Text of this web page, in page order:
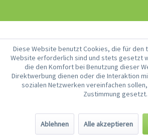
Diese Website benutzt Cookies, die für den
Website erforderlich sind und stets gesetzt
die den Komfort bei Benutzung dieser
Direktwerbung dienen oder die Interaktion
sozialen Netzwerken vereinfachen
Zustimmung gesetzt.
Ablehnen Alle akzeptieren